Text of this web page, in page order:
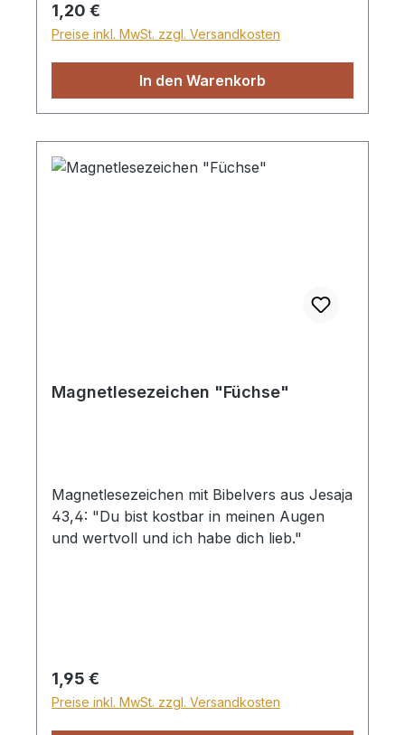
Regulärer Preis:
1,20 €
Preise inkl. MwSt. zzgl. Versandkosten
In den Warenkorb
Magnetlesezeichen "Füchse"
Magnetlesezeichen mit Bibelvers aus Jesaja
43,4: "Du bist kostbar in meinen Augen
und wertvoll und ich habe dich lieb."
Regulärer Preis:
1,95 €
Preise inkl. MwSt. zzgl. Versandkosten